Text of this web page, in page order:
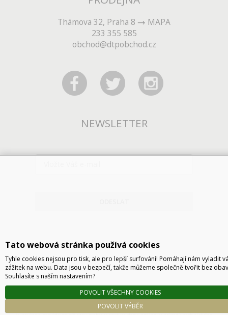
Thámova 32, Praha 8
MAPA
233 355 585
obchod@dtpobchod.cz
NEWSLETTER
Technické řešení © 2026 CyberSoft s.r.o.
Podle zákona o evidenci tržeb je prodávající povinen vystavit kupujícímu účtenku. Zároveň
Tato webová stránka používá cookies
Tyhle cookies nejsou pro tisk, ale pro lepší surfování! Pomáhají nám vyladit
zážitek na webu. Data jsou v bezpečí, takže můžeme společně tvořit bez
Souhlasíte s naším nastavením?
POVOLIT VÝBĚR
POVOLIT VŠECHNY COOKIES